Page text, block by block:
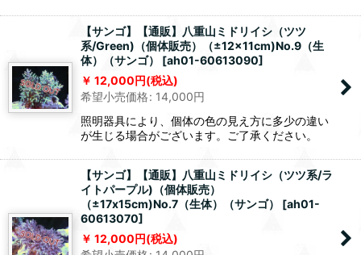
【サンゴ】【通販】八重山ミドリイシ（ツツ
系/Green)（個体販売）（±12x11cm)No.9（生
体）（サンゴ）
[ah01-60613090]
12,000円(税込)
希望小売価格: 14,000円
照明器具により、個体の色の見え方に多少の違い
が生じる場合がございます。ご了承ください。
【サンゴ】【通販】八重山ミドリイシ（ツツ系/ラ
イトパープル)（個体販売）
（±17x15cm)No.7（生体）（サンゴ）
[ah01-
60613070]
12,000円(税込)